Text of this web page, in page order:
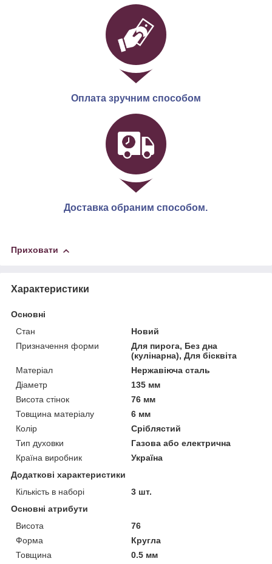
Оплата зручним способом
Доставка обраним способом.
Приховати
Характеристики
Основні
Стан
Новий
Призначення форми
Для пирога, Без дна
(кулінарна), Для бісквіта
Матеріал
Нержавіюча сталь
Діаметр
135 мм
Висота стінок
76 мм
Товщина матеріалу
6 мм
Колір
Сріблястий
Тип духовки
Газова або електрична
Країна виробник
Україна
Додаткові характеристики
Кількість в наборі
3 шт.
Основні атрибути
Висота
76
Форма
Кругла
Товщина
0.5 мм